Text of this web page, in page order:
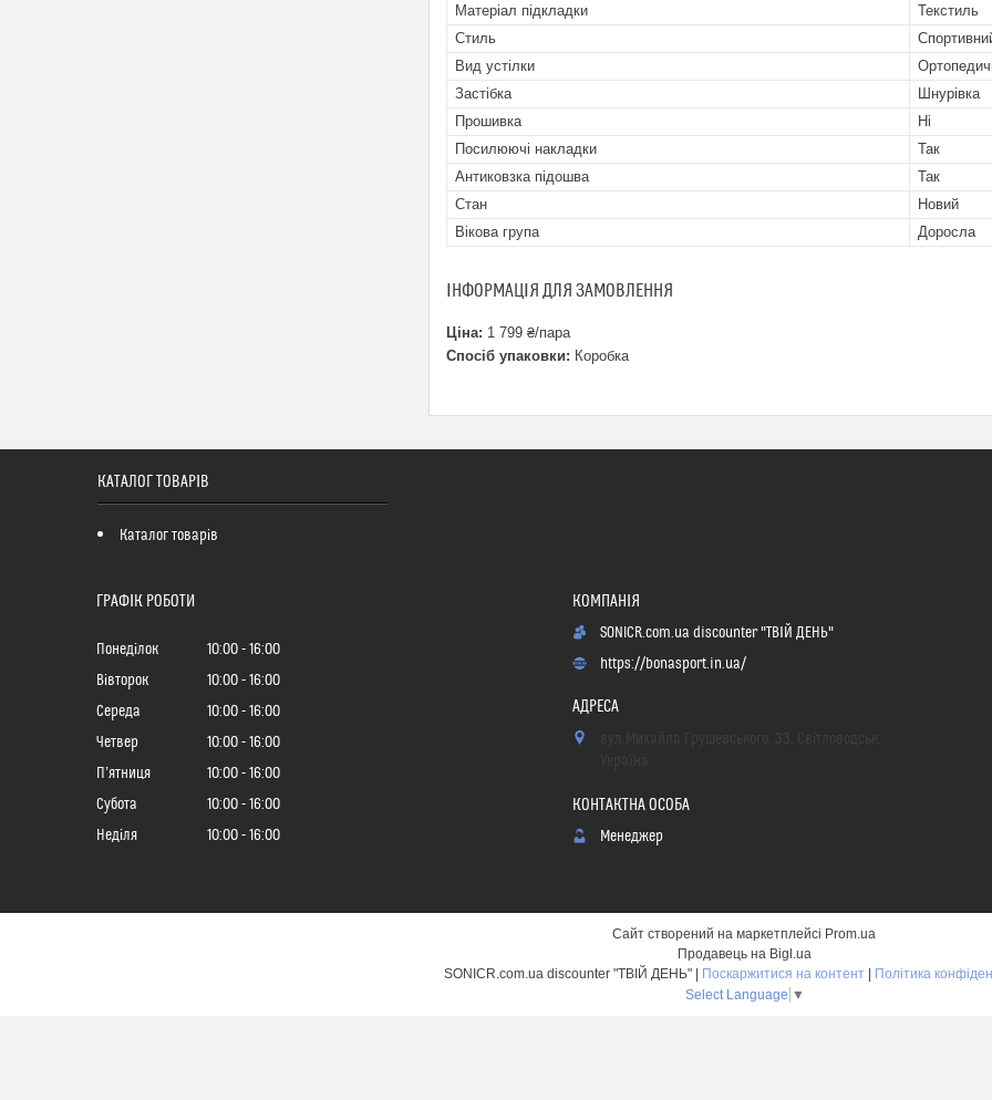
Матеріал підкладки
Текстиль
Стиль
Вид устілки
Застібка
Шнурівка
Прошивка
Ні
Посилюючі накладки
Так
Антиковзка підошва
Так
Стан
Новий
Вікова група
Доросла
ІНФОРМАЦІЯ ДЛЯ ЗАМОВЛЕННЯ
Ціна: 1 799 ₴/пара
Спосіб упаковки: Коробка
КАТАЛОГ ТОВАРІВ
Каталог товарів
ГРАФІК РОБОТИ
Понеділок 10:00
16:00
Вівторок
10:00
16:00
Середа
10:00
16:00
Четвер
10:00
16:00
Пʼятниця
10:00
16:00
Субота
10:00
16:00
Неділя
10:00 16:00
SONICR.com.ua discounter "ТВІЙ ДЕНЬ"
https://bonasport.in.ua/
Менеджер
Сайт створений на маркетплейсі Prom.ua
Продавець на Bigl.ua
Поскаржитися на контент
Політика
Select Language ▼